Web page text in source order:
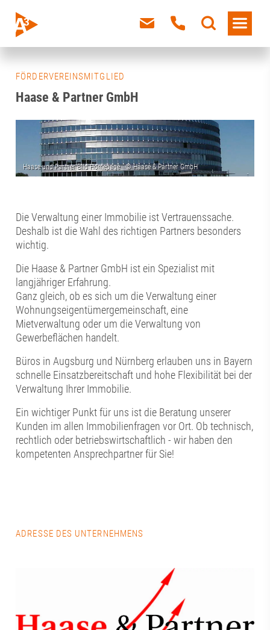
FÖRDERVEREINSMITGLIED
Haase & Partner GmbH
Die Verwaltung einer Immobilie ist Vertrauenssache.
Deshalb ist die Wahl des richtigen Partners besonders
wichtig.
Die Haase & Partner GmbH ist ein Spezialist mit
langjähriger Erfahrung.
Ganz gleich, ob es sich um die Verwaltung einer
Wohnungseigentümergemeinschaft, eine
Mietverwaltung oder um die Verwaltung von
Gewerbeflächen handelt.
Büros in Augsburg und Nürnberg erlauben uns in Bayern
schnelle Einsatzbereitschaft und hohe Flexibilität bei der
Verwaltung Ihrer Immobilie.
Ein wichtiger Punkt für uns ist die Beratung unserer
Kunden im allen Immobilienfragen vor Ort. Ob technisch,
rechtlich oder betriebswirtschaftlich - wir haben den
kompetenten Ansprechpartner für Sie!
ADRESSE DES UNTERNEHMENS